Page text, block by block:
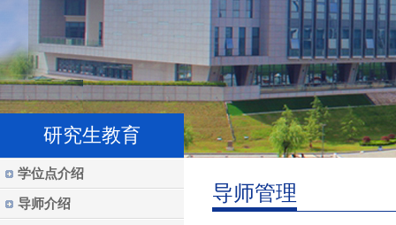
研究生教育
学位点介绍
导师介绍 导师管理